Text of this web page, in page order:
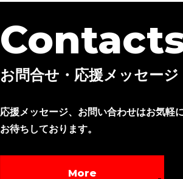
お問合せ・応援メッセージ
応援メッセージ、お問い合わせはお気軽
お待ちしております。
More